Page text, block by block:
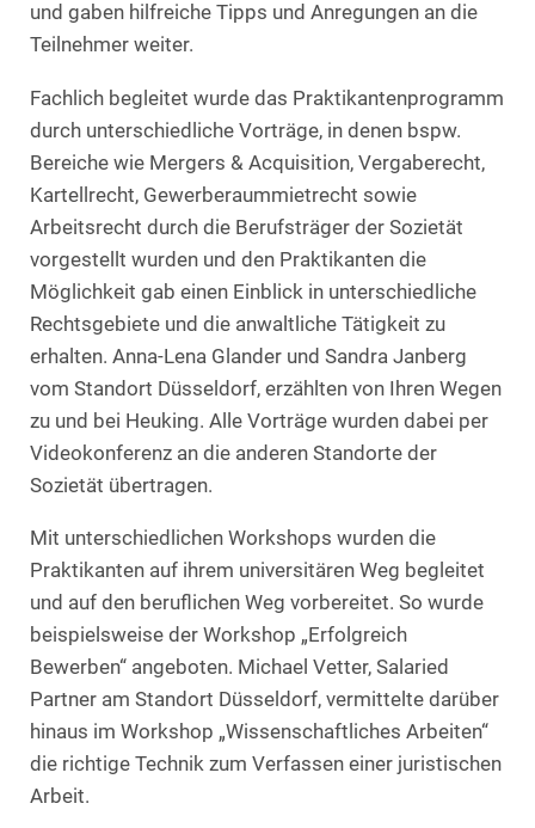
und gaben hilfreiche Tipps und Anregungen an die
Teilnehmer weiter.
Fachlich begleitet wurde das Praktikantenprogramm
durch unterschiedliche Vorträge, in denen bspw.
Bereiche wie Mergers & Acquisition, Vergaberecht,
Kartellrecht, Gewerberaummietrecht sowie
Arbeitsrecht durch die Berufsträger der Sozietät
vorgestellt wurden und den Praktikanten die
Möglichkeit gab einen Einblick in unterschiedliche
Rechtsgebiete und die anwaltliche Tätigkeit zu
erhalten. Anna-Lena Glander und Sandra Janberg
vom Standort Düsseldorf, erzählten von Ihren Wegen
zu und bei Heuking. Alle Vorträge wurden dabei per
Videokonferenz an die anderen Standorte der
Sozietät übertragen.
Mit unterschiedlichen Workshops wurden die
Praktikanten auf ihrem universitären Weg begleitet
und auf den beruflichen Weg vorbereitet. So wurde
beispielsweise der Workshop „Erfolgreich
Bewerben“ angeboten. Michael Vetter, Salaried
Partner am Standort Düsseldorf, vermittelte darüber
hinaus im Workshop „Wissenschaftliches Arbeiten“
die richtige Technik zum Verfassen einer juristischen
Arbeit.